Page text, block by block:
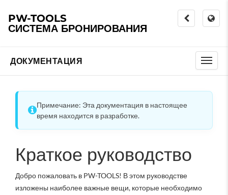
PW-TOOLS
СИСТЕМА БРОНИРОВАНИЯ
ДОКУМЕНТАЦИЯ
Примечание: Эта документация в настоящее
время находится в разработке.
Краткое руководство
Добро пожаловать в PW-TOOLS! В этом руководстве
изложены наиболее важные вещи, которые необходимо